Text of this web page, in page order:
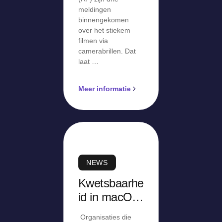
meldingen
binnengekomen
over het stiekem
filmen via
camerabrillen. Dat
laat …
Meer informatie
NEWS
Kwetsbaarhe
id in macOS
Organisaties die